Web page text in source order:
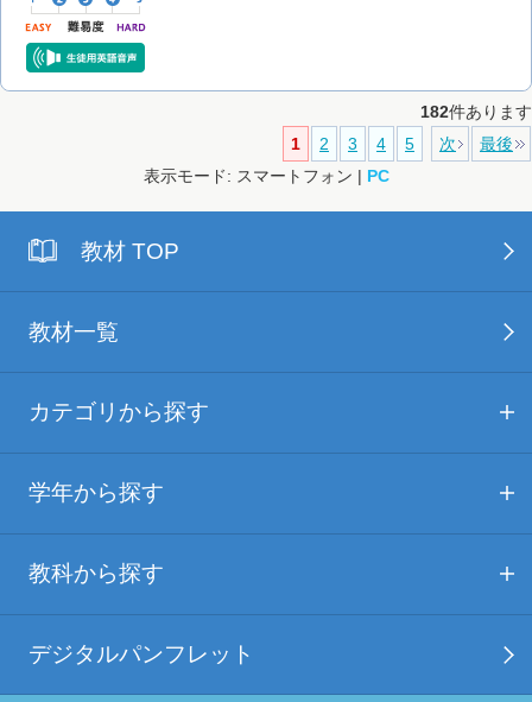
182件あります
1
2 3 4 5 次
最後
表示モード: スマートフォン | PC
教材 TOP
教材一覧
カテゴリから探す
学年から探す
教科から探す
デジタルパンフレット